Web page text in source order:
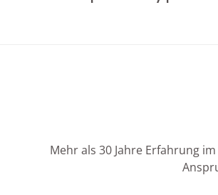
Mehr als 30 Jahre Erfahrung